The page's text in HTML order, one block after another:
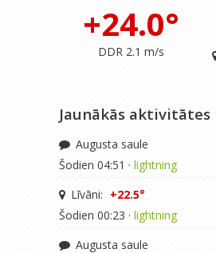
+24.0°
DDR 2.1 m/s
Jaunākās aktivitātes
Augusta saule
Šodien 04:51 · lightning
Līvāni: +22.5°
Šodien 00:23 · lightning
Augusta saule